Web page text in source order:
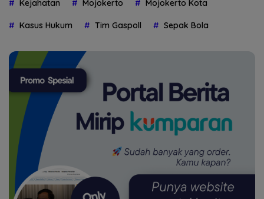
Kejahatan Mojokerto Mojokerto Kota
Kasus Hukum Tim Gaspoll Sepak Bola